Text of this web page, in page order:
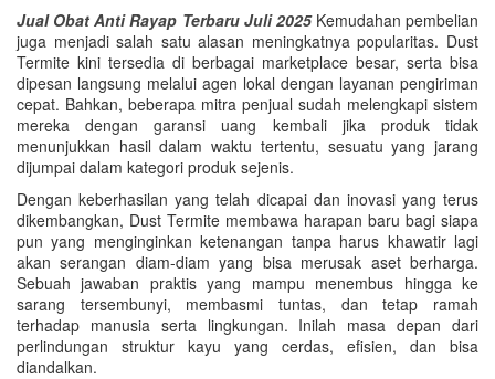
Jual Obat Anti Rayap Terbaru Juli 2025Kemudahan pembelian
juga menjadi salah satu alasan meningkatnya popularitas. Dust
Termite kini tersedia di berbagai marketplace besar, serta bisa
dipesan langsung melalui agen lokal dengan layanan pengiriman
cepat. Bahkan, beberapa mitra penjual sudah melengkapi sistem
mereka dengan garansi uang kembali jika produk tidak
menunjukkan hasil dalam waktu tertentu, sesuatu yang jarang
dijumpai dalam kategori produk sejenis.
Dengan keberhasilan yang telah dicapai dan inovasi yang terus
dikembangkan, Dust Termite membawa harapan baru bagi siapa
pun yang menginginkan ketenangan tanpa harus khawatir lagi
akan serangan diam-diam yang bisa merusak aset berharga.
Sebuah jawaban praktis yang mampu menembus hingga ke
sarang tersembunyi, membasmi tuntas, dan tetap ramah
terhadap manusia serta lingkungan. Inilah masa depan dari
perlindungan struktur kayu yang cerdas, efisien, dan bisa
diandalkan.